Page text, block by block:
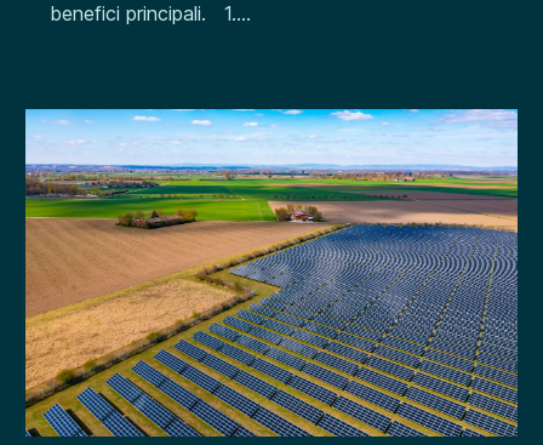
benefici principali. 1....